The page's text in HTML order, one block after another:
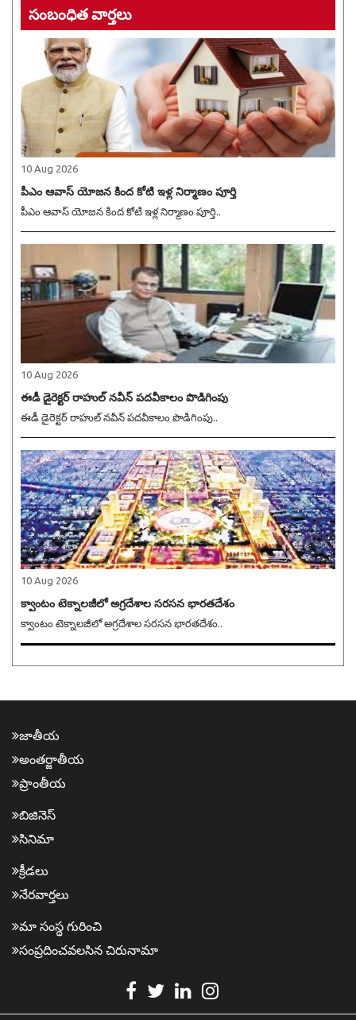
సంబంధిత వార్తలు
10 Aug 2026
పీఎం ఆవాస్ యోజన కింద కోటి ఇళ్ల నిర్మాణం పూర్తి
పీఎం ఆవాస్ యోజన కింద కోటి ఇళ్ల నిర్మాణం పూర్తి..
10 Aug 2026
ఈడీ డైరెక్టర్ రాహుల్ నవీన్ పదవీకాలం పొడిగింపు
ఈడీ డైరెక్టర్ రాహుల్ నవీన్ పదవీకాలం పొడిగింపు..
10 Aug 2026
క్వాంటం టెక్నాలజీలో అగ్రదేశాల సరసన భారతదేశం
క్వాంటం టెక్నాలజీలో అగ్రదేశాల సరసన భారతదేశం..
జాతీయ
అంత‌ర్జాతీయ
ప్రాంతీయ‌
బిజినెస్
సినిమా
క్రీడ‌లు
నేర‌వార్త‌లు
మా సంస్థ గురించి
సంప్ర‌దించవ‌ల‌సిన‌ చిరునామా